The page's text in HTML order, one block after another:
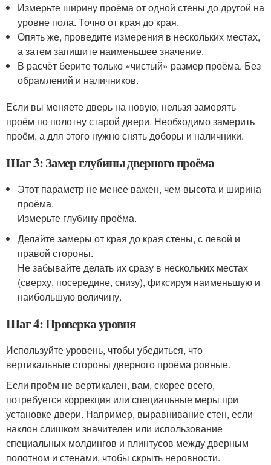
Измерьте ширину проёма от одной стены до другой на
уровне пола. Точно от края до края.
Опять же, проведите измерения в нескольких местах,
а затем запишите наименьшее значение.
В расчёт берите только «чистый» размер проёма. Без
обрамлений и наличников.
Если вы меняете дверь на новую, нельзя замерять
проём по полотну старой двери. Необходимо замерить
проём, а для этого нужно снять доборы и наличники.
Шаг 3: Замер глубины дверного проёма
Этот параметр не менее важен, чем высота и ширина
проёма.
Измерьте глубину проёма.
Делайте замеры от края до края стены, с левой и
правой стороны.
Не забывайте делать их сразу в нескольких местах
(сверху, посередине, снизу), фиксируя наименьшую и
наибольшую величину.
Шаг 4: Проверка уровня
Используйте уровень, чтобы убедиться, что
вертикальные стороны дверного проёма ровные.
Если проём не вертикален, вам, скорее всего,
потребуется коррекция или специальные меры при
установке двери. Например, выравнивание стен, если
наклон слишком значителен или использование
специальных молдингов и плинтусов между дверным
полотном и стенами, чтобы скрыть неровности.